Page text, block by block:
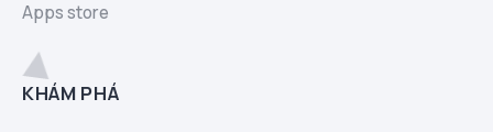
Apps store
KHÁM PHÁ